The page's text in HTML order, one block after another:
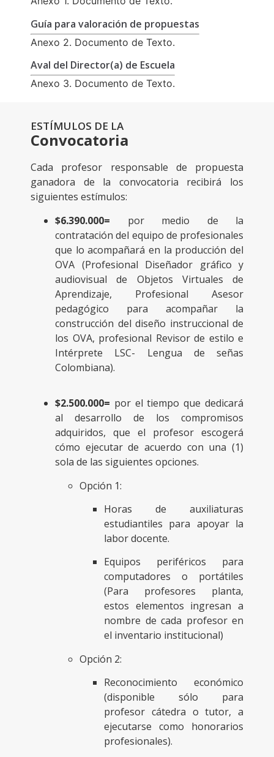
Guía para valoración de propuestas
Anexo 2. Documento de Texto.
Aval del Director(a) de Escuela
Anexo 3. Documento de Texto.
ESTÍMULOS DE LA
Convocatoria
Cada profesor responsable de propuesta
ganadora de la convocatoria recibirá los
siguientes estímulos:
$6.390.000= por medio de la
contratación del equipo de profesionales
que lo acompañará en la producción del
OVA (Profesional Diseñador gráfico y
audiovisual de Objetos Virtuales de
Aprendizaje, Profesional Asesor
pedagógico para acompañar la
construcción del diseño instruccional de
los OVA, profesional Revisor de estilo e
Intérprete LSC- Lengua de señas
Colombiana).
$2.500.000= por el tiempo que dedicará
al desarrollo de los compromisos
adquiridos, que el profesor escogerá
cómo ejecutar de acuerdo con una (1)
sola de las siguientes opciones.
Opción 1:
Horas de auxiliaturas
estudiantiles para apoyar la
labor docente.
Equipos periféricos para
computadores o portátiles
(Para profesores planta,
estos elementos ingresan a
nombre de cada profesor en
el inventario institucional)
Opción 2:
Reconocimiento económico
(disponible sólo para
profesor cátedra o tutor, a
ejecutarse como honorarios
profesionales).